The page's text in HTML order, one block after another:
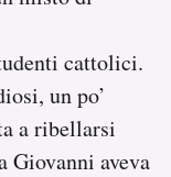
cattolici.
un po’
a ribellarsi
Giovanni aveva